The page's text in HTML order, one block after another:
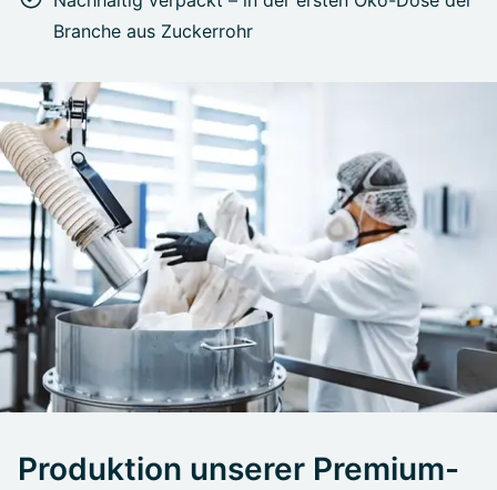
Branche aus Zuckerrohr
Produktion unserer Premium-